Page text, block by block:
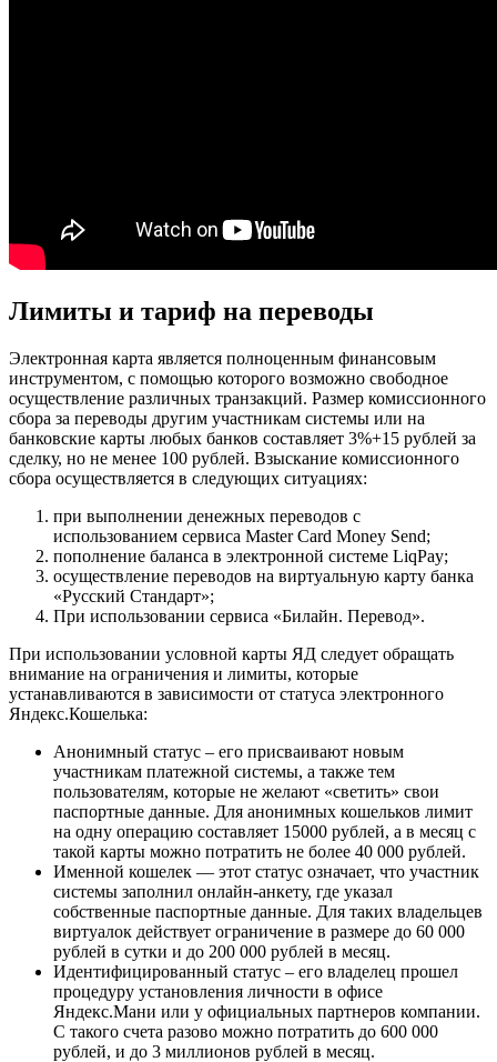
Лимиты и тариф на переводы
Электронная карта является полноценным финансовым
инструментом, с помощью которого возможно свободное
осуществление различных транзакций. Размер комиссионного
сбора за переводы другим участникам системы или на
банковские карты любых банков составляет 3%+15 рублей за
сделку, но не менее 100 рублей. Взыскание комиссионного
сбора осуществляется в следующих ситуациях:
при выполнении денежных переводов с
использованием сервиса Master Card Money Send;
пополнение баланса в электронной системе LiqPay;
осуществление переводов на виртуальную карту банка
«Русский Стандарт»;
При использовании сервиса «Билайн. Перевод».
При использовании условной карты ЯД следует обращать
внимание на ограничения и лимиты, которые
устанавливаются в зависимости от статуса электронного
Яндекс.Кошелька:
Анонимный статус – его присваивают новым
участникам платежной системы, а также тем
пользователям, которые не желают «светить» свои
паспортные данные. Для анонимных кошельков лимит
на одну операцию составляет 15000 рублей, а в месяц с
такой карты можно потратить не более 40 000 рублей.
Именной кошелек — этот статус означает, что участник
системы заполнил онлайн-анкету, где указал
собственные паспортные данные. Для таких владельцев
виртуалок действует ограничение в размере до 60 000
рублей в сутки и до 200 000 рублей в месяц.
Идентифицированный статус – его владелец прошел
процедуру установления личности в офисе
Яндекс.Мани или у официальных партнеров компании.
С такого счета разово можно потратить до 600 000
рублей, и до 3 миллионов рублей в месяц.